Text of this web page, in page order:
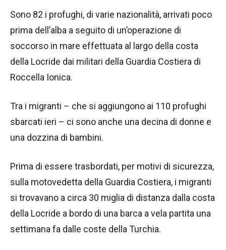
Sono 82 i profughi, di varie nazionalità, arrivati poco
prima dell’alba a seguito di un’operazione di
soccorso in mare effettuata al largo della costa
della Locride dai militari della Guardia Costiera di
Roccella Ionica.
Tra i migranti – che si aggiungono ai 110 profughi
sbarcati ieri – ci sono anche una decina di donne e
una dozzina di bambini.
Prima di essere trasbordati, per motivi di sicurezza,
sulla motovedetta della Guardia Costiera, i migranti
si trovavano a circa 30 miglia di distanza dalla costa
della Locride a bordo di una barca a vela partita una
settimana fa dalle coste della Turchia.